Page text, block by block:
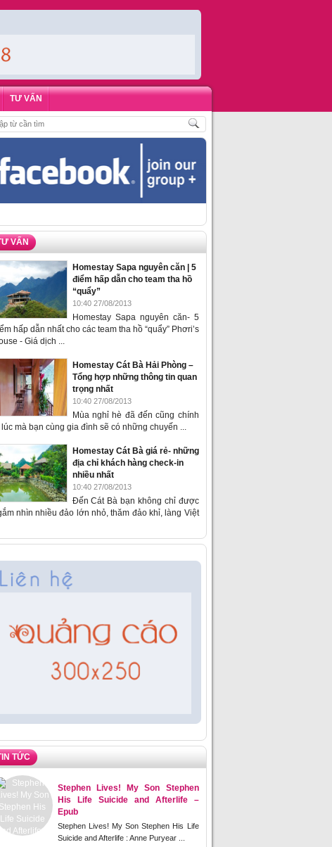
TƯ VẤN
,ĐẶT PHÒNG HOMESTAY BIỂN HẠ LONG – 5 ĐỊA ĐIỂM ĐƯỢC LÒNG DU
VẤN
Homestay Sapa nguyên căn | 5
điểm hấp dẫn cho team tha hồ
“quẩy”
10:40 27/08/2013
Homestay Sapa nguyên căn- 5
hấp dẫn nhất cho các team tha hồ “quẩy” Phơri’s
- Giá dịch ...
Homestay Cát Bà Hải Phòng –
Tổng hợp những thông tin quan
trọng nhất
10:40 27/08/2013
Mùa nghỉ hè đã đến cũng chính
lúc mà bạn cùng gia đình sẽ có những chuyến ...
Homestay Cát Bà giá rẻ- những
địa chỉ khách hàng check-in
nhiều nhất
10:40 27/08/2013
Đến Cát Bà bạn không chỉ được
nhìn nhiều đảo lớn nhỏ, thăm đảo khỉ, làng Việt
TỨC
Stephen Lives! My Son Stephen
His Life Suicide and Afterlife –
Epub
Stephen Lives! My Son Stephen His Life
Suicide and Afterlife : Anne Puryear ...